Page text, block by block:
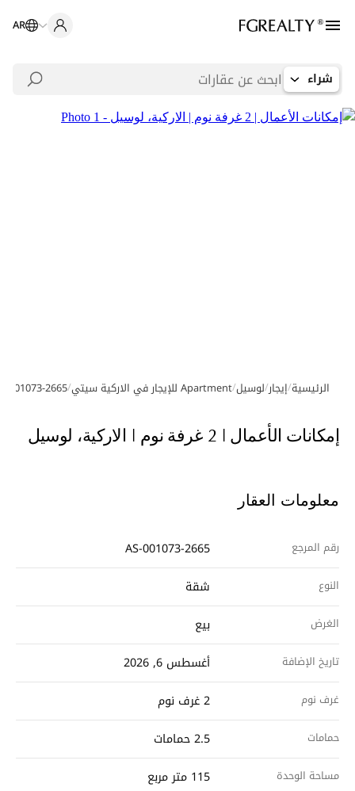
AR
شراء
معرض الصور جولة افتراضية
الرئيسية/إيجار/لوسيل/Apartment للإيجار في الاركية سيتي /
001073-2665
إمكانات الأعمال | 2 غرفة نوم | الاركية، لوسيل
معلومات العقار
رقم المرجع AS-001073-2665
النوع شقة
الغرض بيع
تاريخ الإضافة أغسطس 6, 2026
غرف نوم 2 غرف نوم
حمامات 2.5 حمامات
مساحة الوحدة 115 متر مربع